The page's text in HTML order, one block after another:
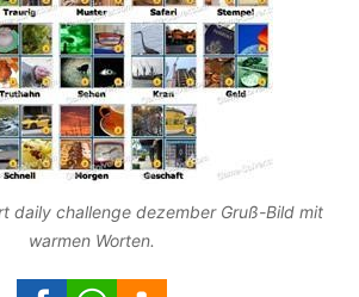
daily challenge dezember Gruß-Bild mit
warmen Worten.